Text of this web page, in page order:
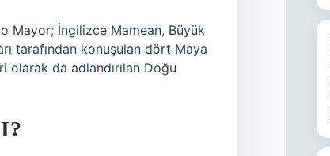
Mayor; İngilizce Mamean, Büyük
tarafından konuşulan dört Maya
da adlandırılan Doğu